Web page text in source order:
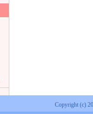
Copyright (c)